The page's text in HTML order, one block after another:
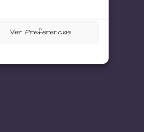
Ver Preferencias